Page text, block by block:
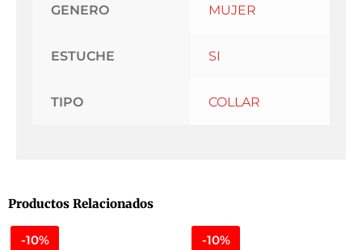
GENERO MUJER
ESTUCHE SI
TIPO COLLAR
Productos Relacionados
-10% -10%